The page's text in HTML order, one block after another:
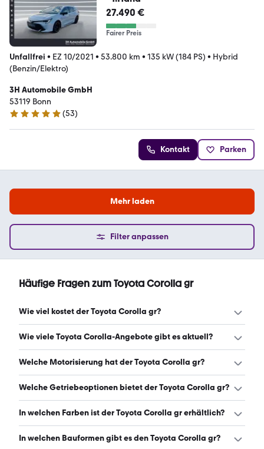
27.490 €
Fairer Preis
Unfallfrei • EZ 10/2021 • 53.800 km • 135 kW (184 PS) • Hybrid
(Benzin/Elektro)
3H Automobile GmbH
53119 Bonn
4.9 Sterne
(53)
Kontakt Parken
Mehr laden
Filter anpassen
Häufige Fragen zum Toyota Corolla gr
Wie viel kostet der Toyota Corolla gr?
Ein guter Preis für einen Toyota Corolla gr liegt zwischen
€ monatlich. (Stand: 9.8.2026)
Wie viele Toyota Corolla-Angebote gibt es aktuell?
Es gibt insgesamt 137 Toyota Corolla bei mobile.de, davon
Welche Motorisierung hat der Toyota Corolla gr?
Der Toyota Corolla gr hat Leistungen zwischen 133 und
Welche Getriebeoptionen bietet der Toyota Corolla gr?
Der Toyota Corolla gr ist mit automatischem und
In welchen Farben ist der Toyota Corolla gr erhältlich?
Den Toyota Corolla gr gibt es in folgenden Farben: weiß,
In welchen Bauformen gibt es den Toyota Corolla gr?